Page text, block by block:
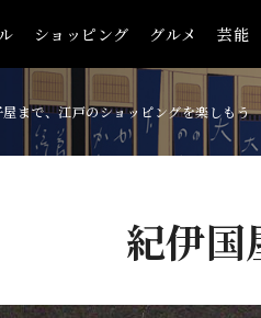
ショッピング グルメ 芸能
まで、江戸のショッピングを楽しもう
紀伊国